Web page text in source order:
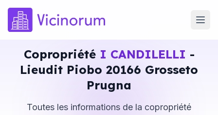
Copropriété I CANDILELLI -
Lieudit Piobo 20166 Grosseto
Prugna
Toutes les informations de la copropriété